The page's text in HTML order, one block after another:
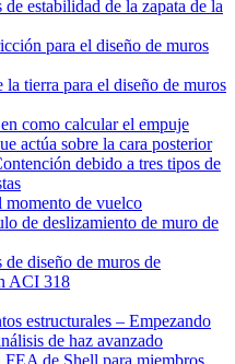
estabilidad de la zapata de la
para el diseño de muros
la tierra para el diseño de muros
como calcular el empuje
actúa sobre la cara posterior
debido a tres tipos de
momento de vuelco
de deslizamiento de muro de
diseño de muros de
ACI 318
estructurales – Empezando
de haz avanzado